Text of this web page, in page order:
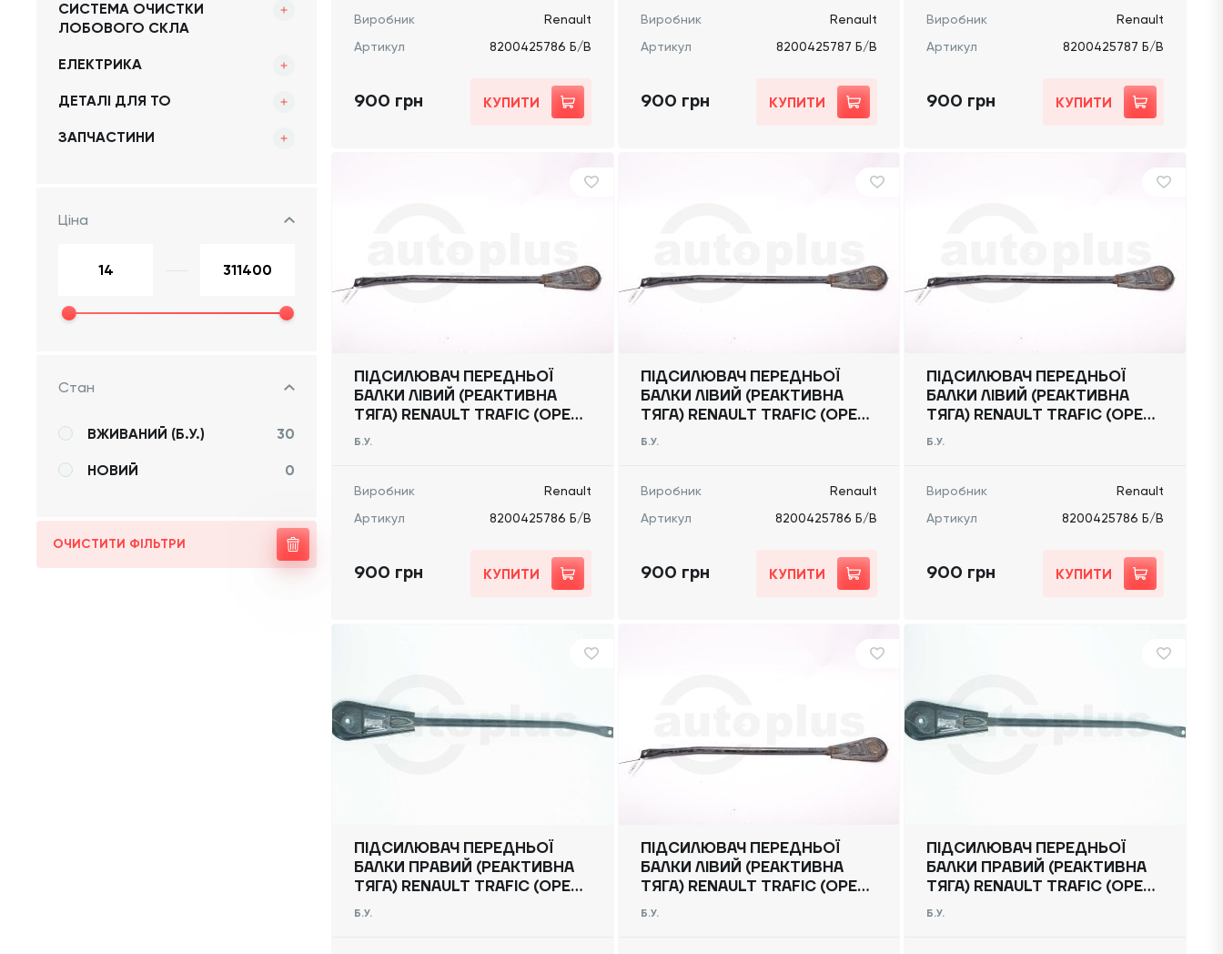
СИСТЕМА ОЧИСТКИ
ЛОБОВОГО СКЛА
ЕЛЕКТРИКА
ДЕТАЛІ ДЛЯ ТО
ЗАПЧАСТИНИ
Ціна
Стан
ВЖИВАНИЙ (Б.У.) 30
НОВИЙ 0
ОЧИСТИТИ ФІЛЬТРИ
Виробник
Renault
Артикул
8200425786 Б/В
900 грн КУПИТИ
Виробник
Renault
Артикул
8200425787 Б/В
900 грн КУПИТИ
Виробник
Renault
Артикул
8200425787 Б/В
900 грн КУПИТИ
ПІДСИЛЮВАЧ ПЕРЕДНЬОЇ
БАЛКИ ЛІВИЙ (РЕАКТИВНА
ТЯГА) RENAULT TRAFIC (OPEL
VIVARO, NISSAN NV300) 2014
Б.У.
Виробник
Renault
Артикул
8200425786 Б/В
900 грн КУПИТИ
ПІДСИЛЮВАЧ ПЕРЕДНЬОЇ
БАЛКИ ЛІВИЙ (РЕАКТИВНА
ТЯГА) RENAULT TRAFIC (OPEL
VIVARO, NISSAN NV300) 2014
Б.У.
Виробник
Renault
Артикул
8200425786 Б/В
900 грн КУПИТИ
ПІДСИЛЮВАЧ ПЕРЕДНЬОЇ
БАЛКИ ЛІВИЙ (РЕАКТИВНА
ТЯГА) RENAULT TRAFIC (OPEL
VIVARO, NISSAN NV300) 2014
Б.У.
Виробник
Renault
Артикул
8200425786 Б/В
900 грн КУПИТИ
ПІДСИЛЮВАЧ ПЕРЕДНЬОЇ
БАЛКИ ПРАВИЙ (РЕАКТИВНА
ТЯГА) RENAULT TRAFIC (OPEL
VIVARO, NISSAN NV300) 2014
Б.У.
ПІДСИЛЮВАЧ ПЕРЕДНЬОЇ
БАЛКИ ЛІВИЙ (РЕАКТИВНА
ТЯГА) RENAULT TRAFIC (OPEL
VIVARO, NISSAN NV300) 2014
Б.У.
ПІДСИЛЮВАЧ ПЕРЕДНЬОЇ
БАЛКИ ПРАВИЙ (РЕАКТИВНА
ТЯГА) RENAULT TRAFIC (OPEL
VIVARO, NISSAN NV300) 2014
Б.У.